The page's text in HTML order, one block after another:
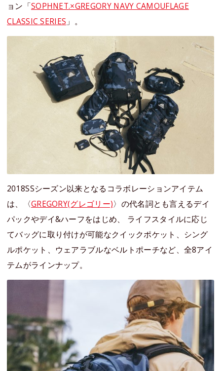
ョン「SOPHNET.×GREGORY NAVY CAMOUFLAGE
CLASSIC SERIES 」。
2018SSシーズン以来となるコラボレーションアイテム
は、〈GREGORY(グレゴリー)〉の代名詞とも言えるデイ
パックやデイ&ハーフをはじめ、 ライフスタイルに応じ
てバッグに取り付けが可能なクイックポケット、シング
ルポケット、ウェアラブルなベルトポーチなど、全8アイ
テムがラインナップ。